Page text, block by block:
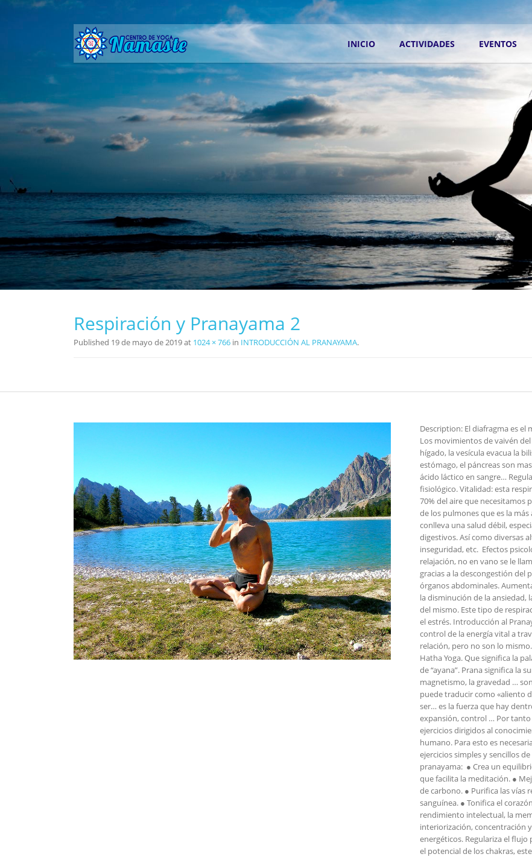
INICIO ACTIVIDADES EVENTOS
Respiración y Pranayama 2
Published 19 de mayo de 2019at 1024 × 766 in INTRODUCCIÓN AL PRANAYAMA.
Description: El diafragma es el
Los movimientos de vaivén
hígado, la vesícula evacua la
estómago, el páncreas son
ácido láctico en sangre…
fisiológico. Vitalidad: esta
70% del aire que necesitamos
de los pulmones que es la
conlleva una salud débil,
digestivos. Así como diversas
inseguridad, etc. Efectos
relajación, no en vano se le
gracias a la descongestión del
órganos abdominales.
la disminución de la ansiedad,
del mismo. Este tipo de
el estrés. Introducción al
control de la energía vital a
relación, pero no son lo
Hatha Yoga. Que significa la
de “ayana”. Prana significa la
magnetismo, la gravedad …
puede traducir como «aliento
ser… es la fuerza que hay
expansión, control … Por tanto
ejercicios dirigidos al
humano. Para esto es
ejercicios simples y sencillos
pranayama: ● Crea un
que facilita la meditación. ●
de carbono. ● Purifica las vías
sanguínea. ● Tonifica el
rendimiento intelectual, la
interiorización, concentración
energéticos. Regulariza el
el potencial de los chakras,